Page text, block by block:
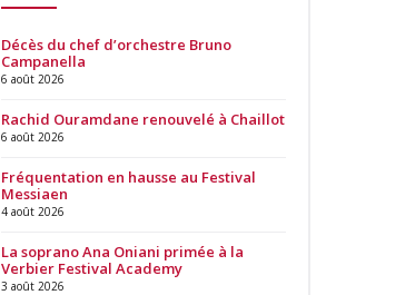
Décès du chef d’orchestre Bruno
Campanella
6 août 2026
Rachid Ouramdane renouvelé à Chaillot
6 août 2026
Fréquentation en hausse au Festival
Messiaen
4 août 2026
La soprano Ana Oniani primée à la
Verbier Festival Academy
3 août 2026